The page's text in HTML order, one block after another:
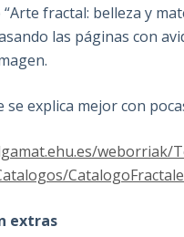
fractal: belleza y
las páginas con
se explica mejor con
weborriak/
extras